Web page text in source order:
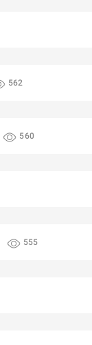
562
560
555